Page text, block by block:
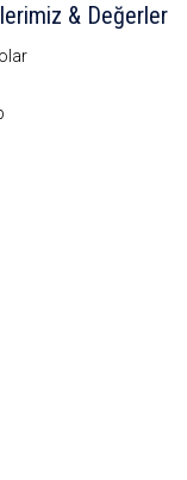
& Değerler